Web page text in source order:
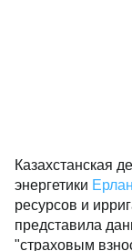
Казахстанская
энергетики
ресурсов и
представила
"страховым